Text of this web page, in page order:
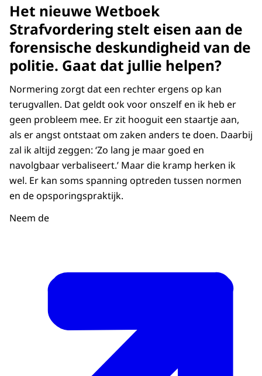
Het nieuwe Wetboek
Strafvordering stelt eisen aan de
forensische deskundigheid van de
politie. Gaat dat jullie helpen?
Normering zorgt dat een rechter ergens op kan
terugvallen. Dat geldt ook voor onszelf en ik heb er
geen probleem mee. Er zit hooguit een staartje aan,
als er angst ontstaat om zaken anders te doen. Daarbij
zal ik altijd zeggen: ‘Zo lang je maar goed en
navolgbaar verbaliseert.’ Maar die kramp herken ik
wel. Er kan soms spanning optreden tussen normen
en de opsporingspraktijk.
Neem de